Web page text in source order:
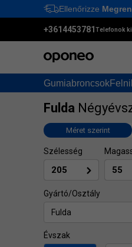
Ellenőrizze
+3614453781Telefonok
Gumiabroncsok
Fulda
Méret szerint
Szélesség
Gyártó/Osztály
Fulda
Évszak